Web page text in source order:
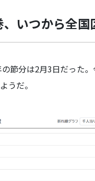
、いつから全
節分は2月3日だった
うだ。